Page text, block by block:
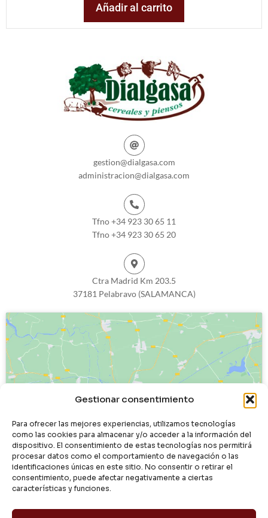
Gestionar consentimiento
Para ofrecer las mejores experiencias, utilizamos tecnologías
como las cookies para almacenar y/o acceder a la información del
dispositivo. El consentimiento de estas tecnologías nos permitirá
procesar datos como el comportamiento de navegación o las
identificaciones únicas en este sitio. No consentir o retirar el
consentimiento, puede afectar negativamente a ciertas
características y funciones.
Añadir al carrito
gestion@dialgasa.com
administracion@dialgasa.com
Tfno +34 923 30 65 11
Tfno +34 923 30 65 20
Ctra Madrid Km 203.5
37181 Pelabravo (SALAMANCA)
Haz clic para aceptar cookies de